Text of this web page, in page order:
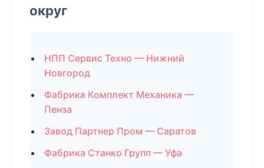
округ
НПП Сервис Техно — Нижний
Новгород
Фабрика Комплект Механика —
Пенза
Завод Партнер Пром — Саратов
Фабрика Станко Групп — Уфа